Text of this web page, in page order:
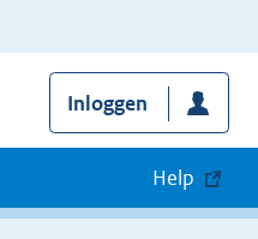
Inloggen
Help